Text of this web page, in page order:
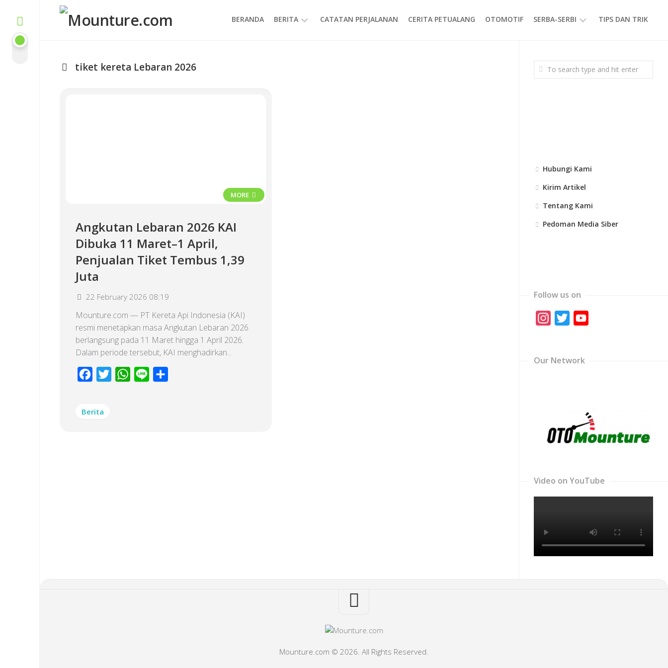
content
BERANDA BERITA CATATAN PERJALANAN CERITA PETUALANG OTOMOTIF SERBA-SERBI
GAYA
HIDUP
TIPS DAN TRIK
tiket kereta Lebaran 2026
MORE
Angkutan Lebaran 2026 KAI
Dibuka 11 Maret–1 April,
Penjualan Tiket Tembus 1,39
Juta
22 February 2026 08:19
Mounture.com — PT Kereta Api Indonesia (KAI)
resmi menetapkan masa Angkutan Lebaran 2026
berlangsung pada 11 Maret hingga 1 April 2026.
Dalam periode tersebut, KAI menghadirkan...
Facebook
Twitter WhatsApp
Line
Berita
Hubungi Kami
Kirim Artikel
Tentang Kami
Pedoman Media Siber
Follow us on
Instagram
Twitter
Our Network
Video on YouTube
Mounture.com © 2026. All Rights Reserved.